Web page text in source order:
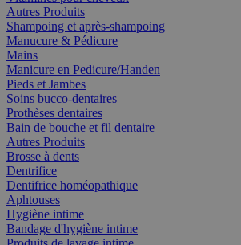
Autres Produits
Shampoing et après-shampoing
Manucure & Pédicure
Mains
Manicure en Pedicure/Handen
Pieds et Jambes
Soins bucco-dentaires
Prothèses dentaires
Bain de bouche et fil dentaire
Autres Produits
Brosse à dents
Dentrifice
Dentifrice homéopathique
Aphtouses
Hygiène intime
Bandage d'hygiène intime